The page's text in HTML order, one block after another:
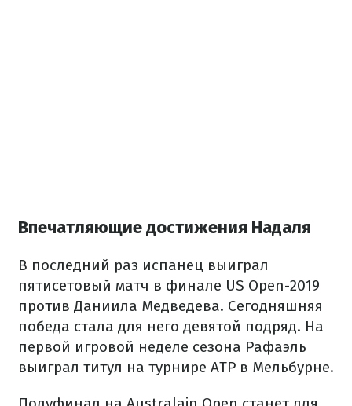
Впечатляющие достижения Надаля
В последний раз испанец выиграл
пятисетовый матч в финале US Open-2019
против Даниила Медведева. Сегодняшняя
победа стала для него девятой подряд. На
первой игровой неделе сезона Рафаэль
выиграл титул на турнире ATP в Мельбурне.